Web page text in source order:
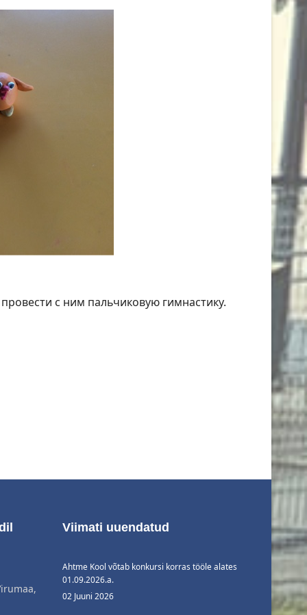
с ним пальчиковую гимнастику.
Viimati uuendatud
Ahtme Kool võtab konkursi korras tööle alates
01.09.2026.a.
02 Juuni 2026